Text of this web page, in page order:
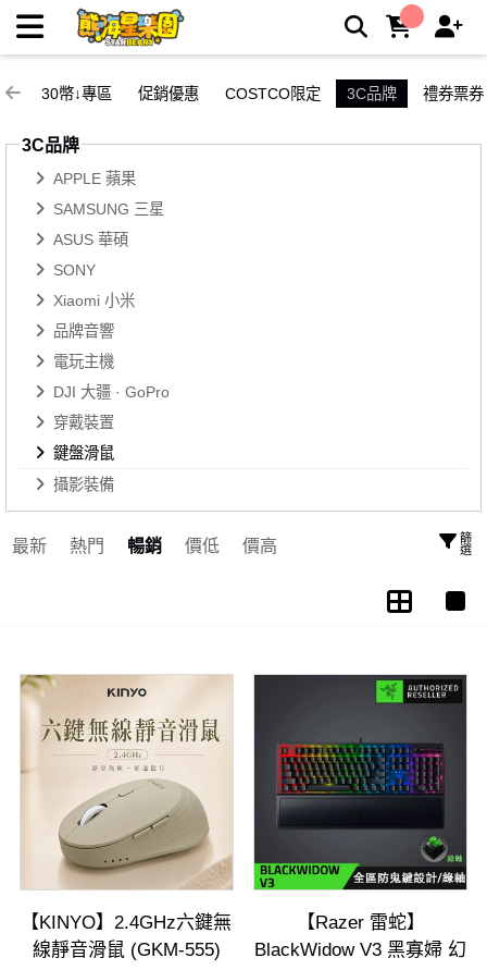
鍵盤滑鼠 | 熊嗨星親子樂園夾娃娃機店
30幣↓專區 促銷優惠 COSTCO限定 3C品牌 禮券票券
3C品牌
APPLE 蘋果
SAMSUNG 三星
ASUS 華碩
SONY
Xiaomi 小米
品牌音響
電玩主機
DJI 大疆 · GoPro
穿戴裝置
鍵盤滑鼠
攝影裝備
最新 熱門 暢銷 價低 價高 篩選
【KINYO】2.4GHz六鍵無
線靜音滑鼠 (GKM-555)
【Razer 雷蛇】
BlackWidow V3 黑寡婦 幻